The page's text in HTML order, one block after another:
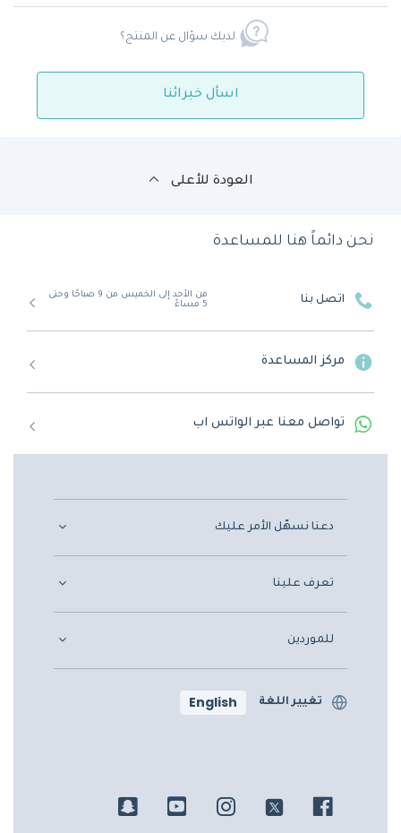
لديك سؤال عن المنتج؟
اسأل خبرائنا
العودة للأعلى
نحن دائماً هنا للمساعدة
اتصل بنا
من الأحد إلى الخميس من 9 صباحًا وحتى
5 مساءً
مركز المساعدة
تواصل معنا عبر الواتس اب
دعنا نسهّل الأمر عليك
تعرف علينا
للموردين
تغيير اللغة English